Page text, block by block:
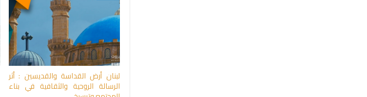
لبنان أرض القداسة والقديسين : أثر
الرسالة الروحية والثقافية في بناء